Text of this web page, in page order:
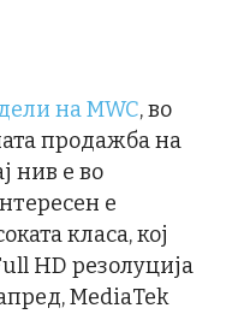
на MWC, во
продажба на
нив е во
е
класа, кој
HD резолуција
MediaTek